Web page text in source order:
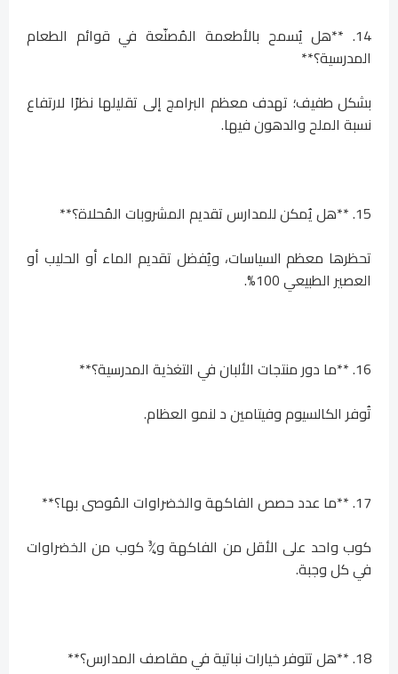
14. **هل يُسمح بالأطعمة المُصنّعة في قوائم الطعام
المدرسية؟**
بشكل طفيف؛ تهدف معظم البرامج إلى تقليلها نظرًا لارتفاع
نسبة الملح والدهون فيها.
15. **هل يُمكن للمدارس تقديم المشروبات المُحلاة؟**
تحظرها معظم السياسات، ويُفضل تقديم الماء أو الحليب أو
العصير الطبيعي 100%.
16. **ما دور منتجات الألبان في التغذية المدرسية؟**
تُوفر الكالسيوم وفيتامين د لنمو العظام.
17. **ما عدد حصص الفاكهة والخضراوات المُوصى بها؟**
كوب واحد على الأقل من الفاكهة و¾ كوب من الخضراوات
في كل وجبة.
18. **هل تتوفر خيارات نباتية في مقاصف المدارس؟**